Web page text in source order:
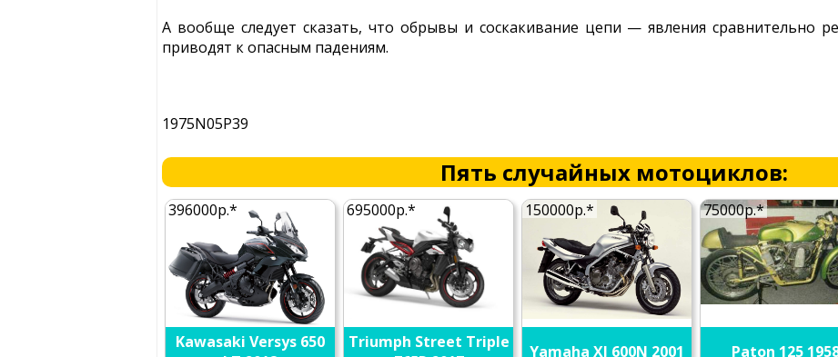
А вообще следует сказать, что обрывы и соскакивание цепи — явления сравнительно
приводят к опасным падениям.
1975N05P39
Пять случайных мотоциклов:
396000р.*
Kawasaki Versys 650
695000р.*
Triumph Street Triple
150000р.*
Yamaha XJ 600N 2001
75000р.*
Paton 125